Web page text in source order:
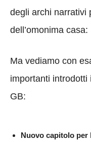
degli archi narrativi
dell’omonima
Ma vediamo con
importanti
GB:
Nuovo capitolo